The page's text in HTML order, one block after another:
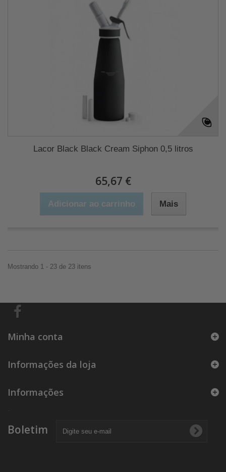
Lacor Black Black Cream Siphon 0,5 litros
65,67 €
Adicionar ao carrinho Mais
Mostrando 1 - 23 de 23 itens
Minha conta
Informações da loja
Informações
Boletim